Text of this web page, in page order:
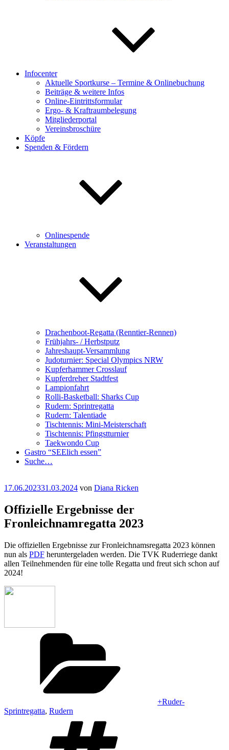
Infocenter
Aktuelle Sportkurse – Termine & Onlinebuchung
Beiträge & weitere Infos
Online-Eintrittsformular
Ergo- & Kraftraumbelegung
Mitgliederportal
Vereinsbroschüre
Köpfe
Spenden & Fördern
Onlinespende
Veranstaltungen
Drachenboot-Regatta (Renntier-Rennen)
Frühjahrs- / Herbstputz
Jahreshaupt-Versammlung
Judoturnier: Special Olympics NRW
Kupferhammer Crosslauf
Kupferdreher Stadtfest
Lampionfahrt
Rolli-Basketball: Sharks Cup
Rudern: Sprintregatta
Rudern: Talentiade
Tischtennis: Mini-Meisterschaft
Tischtennis: Pfingstturnier
Taekwondo Cup
Gastro “SEElich essen”
Suche…
Veröffentlicht
17.06.202331.03.2024 von Diana Ricken
Offizielle Ergebnisse der
Fronleichnamregatta 2023
Die offiziellen Ergebnisse zur Fronleichnamsregatta 2023 können
nun als PDF heruntergeladen werden. Die TVK Ruderriege dankt
allen Teilnehmenden für eine tolle Regatta und freut sich schon auf
2024!
+Ruder-
Sprintregatta, Rudern